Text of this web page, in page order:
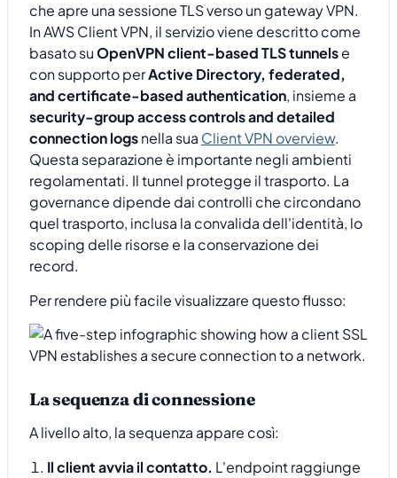
che apre una sessione TLS verso un gateway VPN.
In AWS Client VPN, il servizio viene descritto come
basato suOpenVPN client-based TLS tunnelse
con supporto perActive Directory, federated,
and certificate-based authentication, insieme a
security-group access controls and detailed
connection logsnella sua Client VPN overview.
Questa separazione è importante negli ambienti
regolamentati. Il tunnel protegge il trasporto. La
governance dipende dai controlli che circondano
quel trasporto, inclusa la convalida dell'identità, lo
scoping delle risorse e la conservazione dei
record.
Per rendere più facile visualizzare questo flusso:
La sequenza di connessione
A livello alto, la sequenza appare così:
Il client avvia il contatto. L'endpoint raggiunge